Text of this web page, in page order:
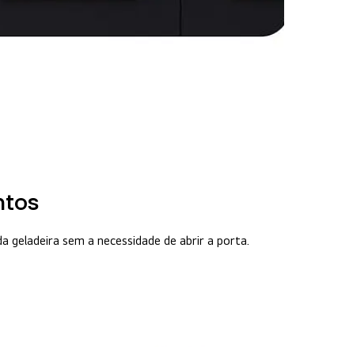
sem a necessidade de abrir a porta.